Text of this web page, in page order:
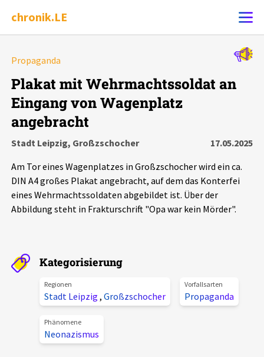
chronik.LE
Chronik
Dossiers
Leipziger Zustände
Schlaglichter
Alle Beiträge
Veranstaltungen
Projektbeschreibung
Propaganda
Plakat mit Wehrmachtssoldat an
Eingang von Wagenplatz
angebracht
Stadt Leipzig, Großzschocher
17.05.2025
Am Tor eines Wagenplatzes in Großzschocher wird ein ca.
DIN A4 großes Plakat angebracht, auf dem das Konterfei
eines Wehrmachtssoldaten abgebildet ist. Über der
Abbildung steht in Frakturschrift "Opa war kein Mörder".
Kategorisierung
Regionen
Stadt Leipzig , Großzschocher
Vorfallsarten
Propaganda
Phänomene
Neonazismus
Alle Ereignisse
7502 Ereignisse
Ereignisse Statistik
Exportieren Filter Erklärungen